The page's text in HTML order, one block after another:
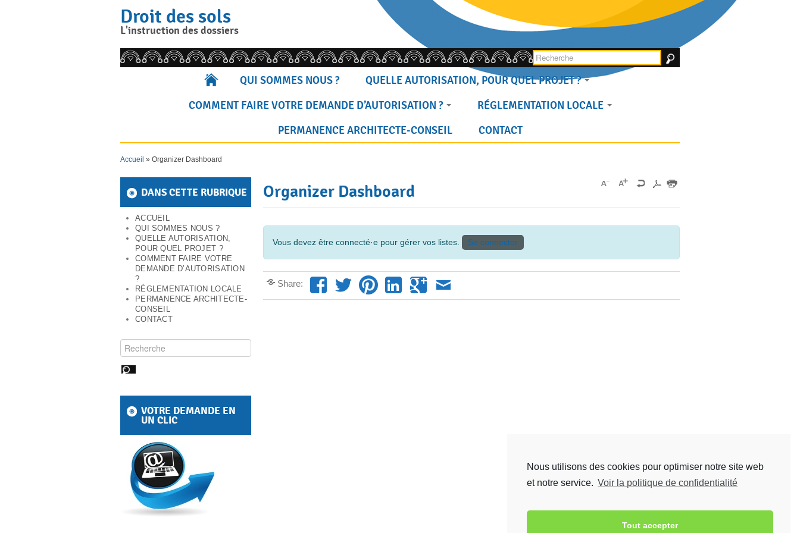
Droit des sols
L'instruction des dossiers
Rechercher pour :
QUI SOMMES NOUS ?
QUELLE AUTORISATION, POUR QUEL PROJET ?
COMMENT FAIRE VOTRE DEMANDE D’AUTORISATION ?
RÉGLEMENTATION LOCALE
PERMANENCE ARCHITECTE-CONSEIL
CONTACT
Accueil » Organizer Dashboard
DANS CETTE RUBRIQUE
ACCUEIL
QUI SOMMES NOUS ?
QUELLE AUTORISATION,
POUR QUEL PROJET ?
COMMENT FAIRE VOTRE
DEMANDE D’AUTORISATION
?
RÉGLEMENTATION LOCALE
PERMANENCE ARCHITECTE-
CONSEIL
CONTACT
Rechercher pour :
VOTRE DEMANDE EN
UN CLIC
Organizer Dashboard
Vous devez être connecté·e pour gérer vos listes. Se connecter
Share:
Nous utilisons des cookies pour optimiser notre site web
et notre service. Voir la politique de confidentialité
Tout accepter